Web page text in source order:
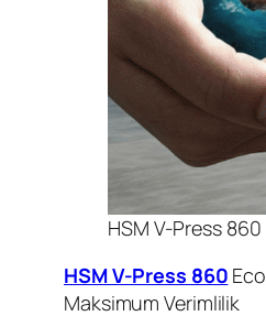
HSM V-Press
HSM V-Press 860
Maksimum Verimlilik